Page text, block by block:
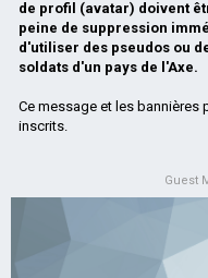
de profil (avatar) doivent
peine de suppression
d'utiliser des pseudos ou
soldats d'un pays de l'Axe.
Ce message et les
inscrits.
Guest